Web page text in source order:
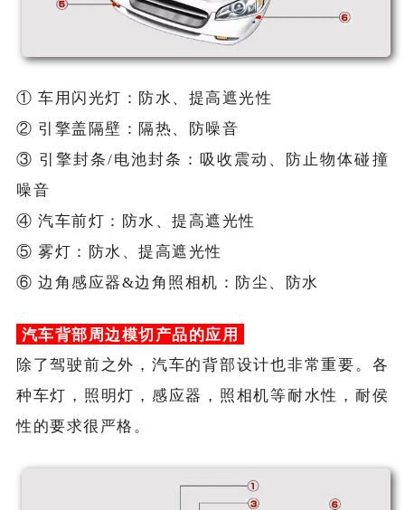
① 车用闪光灯：防水、提高遮光性
② 引擎盖隔壁：隔热、防噪音
③ 引擎封条/电池封条：吸收震动、防止物体碰撞
噪音
④ 汽车前灯：防水、提高遮光性
⑤ 雾灯：防水、提高遮光性
⑥ 边角感应器&边角照相机：防尘、防水
汽车背部周边模切产品的应用
除了驾驶前之外，汽车的背部设计也非常重要。各
种车灯，照明灯，感应器，照相机等耐水性，耐侯
性的要求很严格。